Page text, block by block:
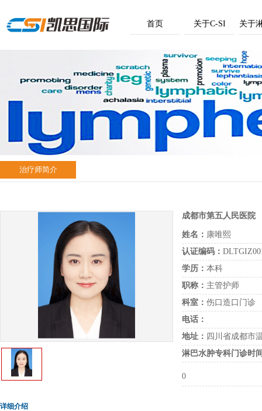
首页 关于C-SI 关于
治疗师简介
成都市第五人民医院
姓名： 康唯熙
认证编码：
学历： 本科
职称： 主管护师
科室： 伤口造口门诊
电话：
地址： 四川省成都市
淋巴水肿专科门诊时
0
详细介绍